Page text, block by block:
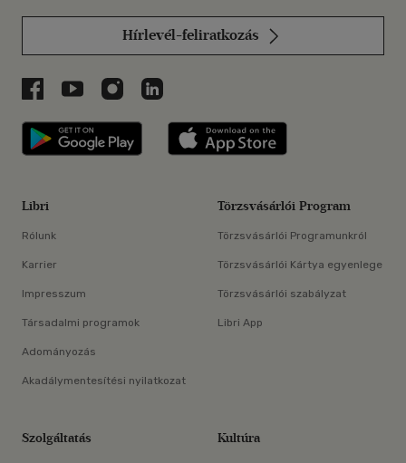
Hírlevél-feliratkozás
Libri a Facebookon
Libri a Youtube-on
Libri az Instagramon
Libri a LinkedInen
Libri applikáció Szerezd meg: Google
Libri
Rólunk
Karrier
Impresszum
Társadalmi programok
Adományozás
Akadálymentesítési nyilatkozat
Törzsvásárlói Program
Törzsvásárlói Programunkról
Törzsvásárlói Kártya egyenlege
Törzsvásárlói szabályzat
Libri App
Szolgáltatás Kultúra